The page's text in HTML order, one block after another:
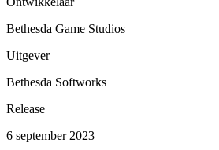
Bethesda Game Studios
Uitgever
Bethesda Softworks
Release
6 september 2023